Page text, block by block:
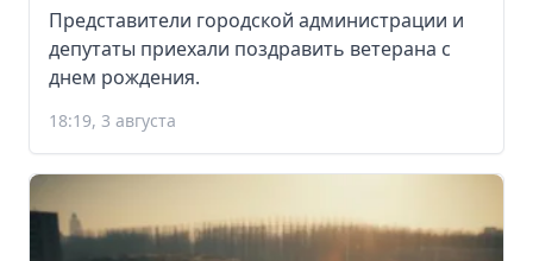
Представители городской администрации и
депутаты приехали поздравить ветерана с
днем рождения.
18:19, 3 августа